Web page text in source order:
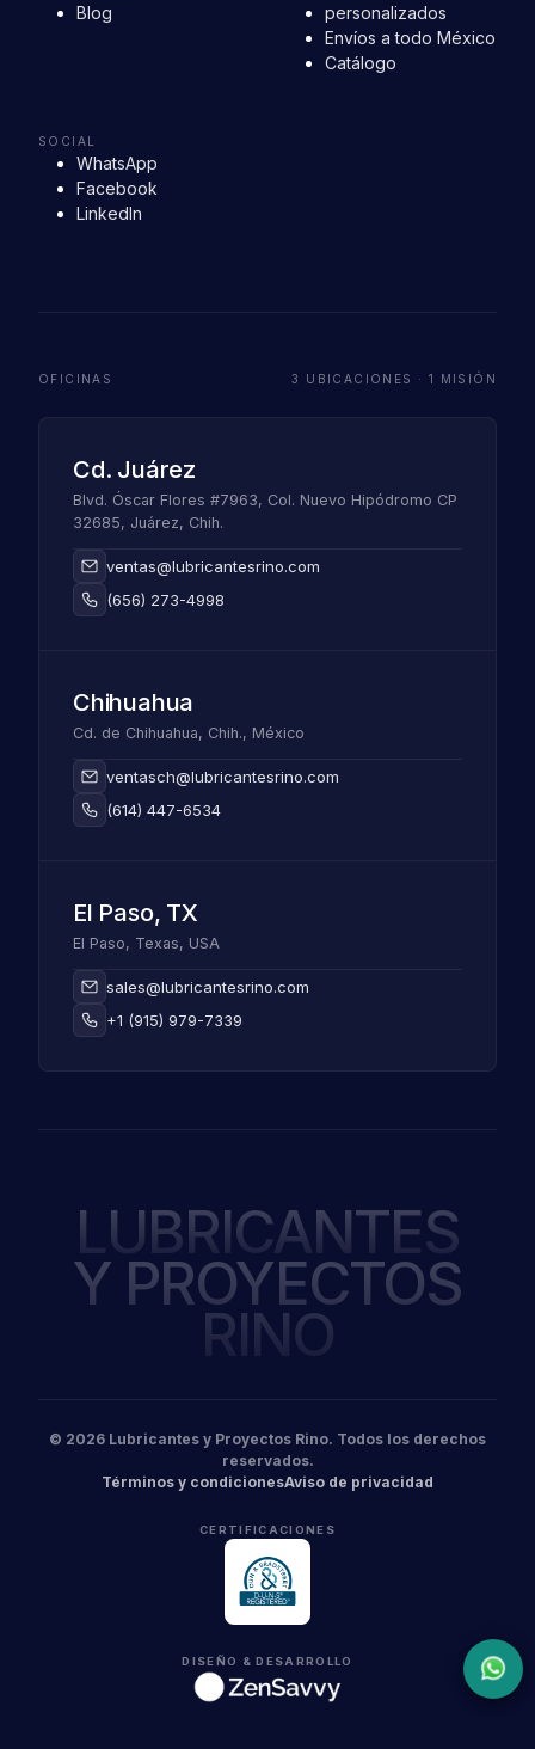
Blog
personalizados
Envíos a todo México
Catálogo
SOCIAL
WhatsApp
Facebook
LinkedIn
OFICINAS 3 UBICACIONES · 1 MISIÓN
Cd. Juárez
Blvd. Óscar Flores #7963, Col. Nuevo Hipódromo CP
32685, Juárez, Chih.
ventas@lubricantesrino.com
(656) 273-4998
Chihuahua
Cd. de Chihuahua, Chih., México
ventasch@lubricantesrino.com
(614) 447-6534
El Paso, TX
El Paso, Texas, USA
sales@lubricantesrino.com
+1 (915) 979-7339
LUBRICANTES
Y PROYECTOS
RINO
© 2026 Lubricantes y Proyectos Rino. Todos los derechos
reservados.
Términos y condicionesAviso de privacidad
CERTIFICACIONES
DISEÑO & DESARROLLO